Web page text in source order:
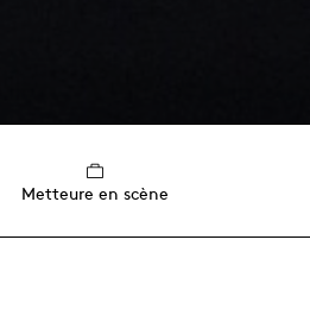
Metteure en scène